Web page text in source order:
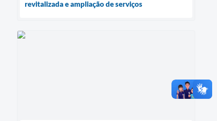
revitalizada e ampliação de serviços